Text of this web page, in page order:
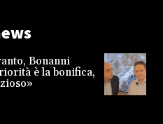
Bonanni
è la bonifica,